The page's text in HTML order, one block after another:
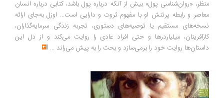
«روان‌شناسی پول» بیش از آنکه درباره پول باشد، کتابی درباره انسان
و رابطه پرتنش او با مفهوم ثروت و دارایی است... اوزل به‌جای ارائه
مستقیم یا توصیه‌های دستوری، تجربه زندگی سرمایه‌گذاران،
میلیاردرها و حتی افراد عادی را روایت می‌کند و از دل این
روایت خود را برمی‌سازد و بحث را به پیش می‌راند ...